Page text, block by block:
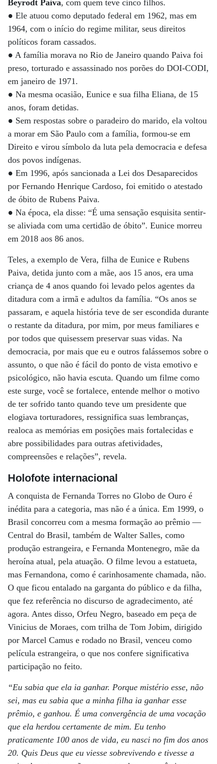
Beyrodt Paiva, com quem teve cinco filhos.
● Ele atuou como deputado federal em 1962, mas em
1964, com o início do regime militar, seus direitos
políticos foram cassados.
● A família morava no Rio de Janeiro quando Paiva foi
preso, torturado e assassinado nos porões do DOI-CODI,
em janeiro de 1971.
● Na mesma ocasião, Eunice e sua filha Eliana, de 15
anos, foram detidas.
● Sem respostas sobre o paradeiro do marido, ela voltou
a morar em São Paulo com a família, formou-se em
Direito e virou símbolo da luta pela democracia e defesa
dos povos indígenas.
● Em 1996, após sancionada a Lei dos Desaparecidos
por Fernando Henrique Cardoso, foi emitido o atestado
de óbito de Rubens Paiva.
● Na época, ela disse: “É uma sensação esquisita sentir-
se aliviada com uma certidão de óbito”. Eunice morreu
em 2018 aos 86 anos.
Teles, a exemplo de Vera, filha de Eunice e Rubens
Paiva, detida junto com a mãe, aos 15 anos, era uma
criança de 4 anos quando foi levado pelos agentes da
ditadura com a irmã e adultos da família. “Os anos se
passaram, e aquela história teve de ser escondida durante
o restante da ditadura, por mim, por meus familiares e
por todos que quisessem preservar suas vidas. Na
democracia, por mais que eu e outros falássemos sobre o
assunto, o que não é fácil do ponto de vista emotivo e
psicológico, não havia escuta. Quando um filme como
este surge, você se fortalece, entende melhor o motivo
de ter sofrido tanto quando teve um presidente que
elogiava torturadores, ressignifica suas lembranças,
realoca as memórias em posições mais fortalecidas e
abre possibilidades para outras afetividades,
compreensões e relações”, revela.
Holofote internacional
A conquista de Fernanda Torres no Globo de Ouro é
inédita para a categoria, mas não é a única. Em 1999, o
Brasil concorreu com a mesma formação ao prêmio —
Central do Brasil, também de Walter Salles, como
produção estrangeira, e Fernanda Montenegro, mãe da
heroína atual, pela atuação. O filme levou a estatueta,
mas Fernandona, como é carinhosamente chamada, não.
O que ficou entalado na garganta do público e da filha,
que fez referência no discurso de agradecimento, até
agora. Antes disso, Orfeu Negro, baseado em peça de
Vinicius de Moraes, com trilha de Tom Jobim, dirigido
por Marcel Camus e rodado no Brasil, venceu como
película estrangeira, o que nos confere significativa
participação no feito.
“Eu sabia que ela ia ganhar. Porque mistério esse, não
sei, mas eu sabia que a minha filha ia ganhar esse
prêmio, e ganhou. É uma convergência de uma vocação
que ela herdou certamente de mim. Eu tenho
praticamente 100 anos de vida, eu nasci no fim dos anos
20. Quis Deus que eu viesse sobrevivendo e tivesse a